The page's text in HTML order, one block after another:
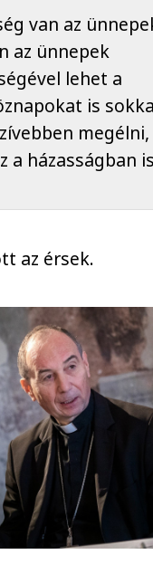
van az
az ünnepek
lehet a
is
a házasságban
az érsek.